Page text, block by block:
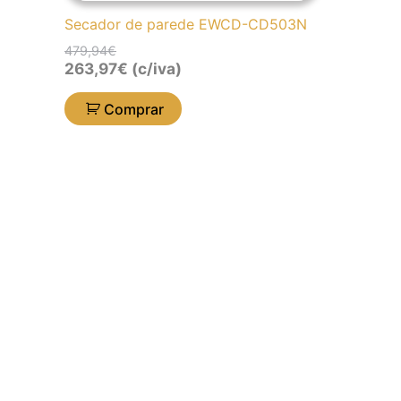
Secador de parede EWCD-CD503N
479,94€
263,97€ (c/iva)
Comprar